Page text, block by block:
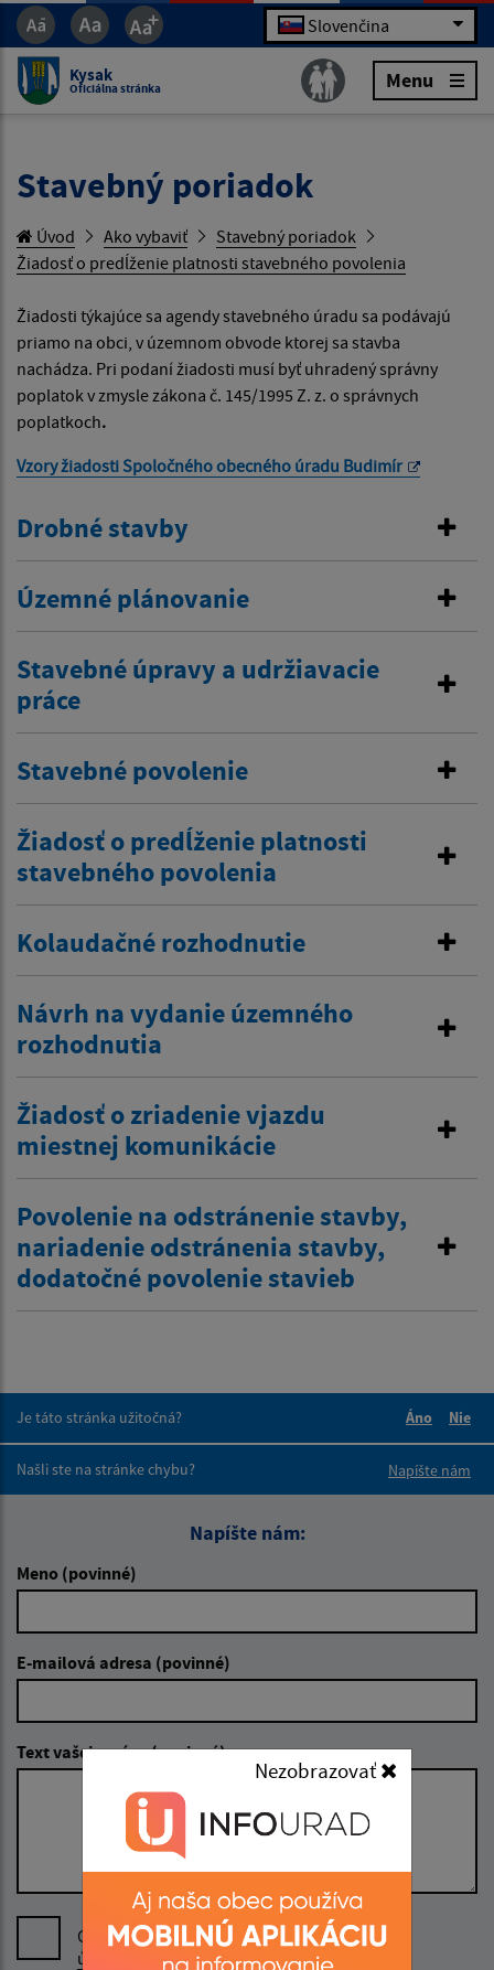
Nezobrazovať
Slovenčina
Kysak
Oficiálna stránka Menu
Stavebný poriadok
Úvod Ako vybaviť
Stavebný poriadok
Žiadosť o predĺženie platnosti stavebného povolenia
Žiadosti týkajúce sa agendy stavebného úradu sa podávajú
priamo na obci, v územnom obvode ktorej sa stavba
nachádza. Pri podaní žiadosti musí byť uhradený správny
poplatok v zmysle zákona č. 145/1995 Z. z. o správnych
poplatkoch.
Vzory žiadosti Spoločného obecného úradu Budimír
Drobné stavby
Územné plánovanie
Stavebné úpravy a udržiavacie
práce
Stavebné povolenie
Žiadosť o predĺženie platnosti
stavebného povolenia
Kolaudačné rozhodnutie
Návrh na vydanie územného
rozhodnutia
Žiadosť o zriadenie vjazdu
miestnej komunikácie
Povolenie na odstránenie stavby,
nariadenie odstránenia stavby,
dodatočné povolenie stavieb
Je táto stránka užitočná?
Áno
Nie
Našli ste na stránke chybu?
Napíšte nám
Napíšte nám:
Meno (povinné)
E-mailová adresa (povinné)
Text vašej správy (povinné)
Oboznámil som sa so spracúvaním osobných
údajov